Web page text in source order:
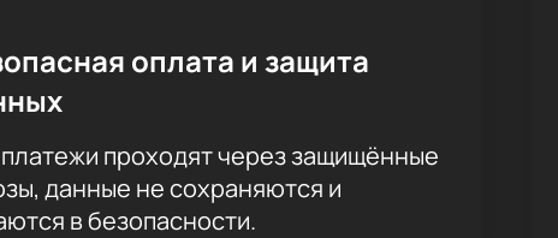
оплата и защита
проходят через защищённые
данные не сохраняются и
в безопасности.